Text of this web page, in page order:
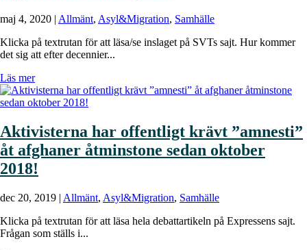
maj 4, 2020 | Allmänt, Asyl&Migration, Samhälle
Klicka på textrutan för att läsa/se inslaget på SVTs sajt. Hur kommer
det sig att efter decennier...
Läs mer
Aktivisterna har offentligt krävt ”amnesti”
åt afghaner åtminstone sedan oktober
2018!
dec 20, 2019 | Allmänt, Asyl&Migration, Samhälle
Klicka på textrutan för att läsa hela debattartikeln på Expressens sajt.
Frågan som ställs i...